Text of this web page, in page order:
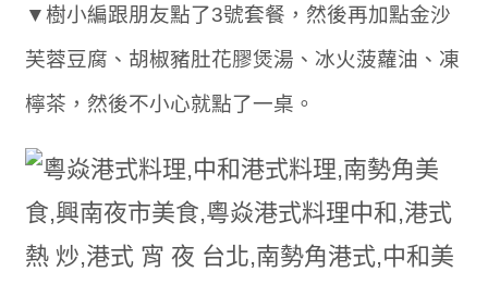
▼樹小編跟朋友點了3號套餐，然後再加點金沙
芙蓉豆腐、胡椒豬肚花膠煲湯、冰火菠蘿油、凍
檸茶，然後不小心就點了一桌。